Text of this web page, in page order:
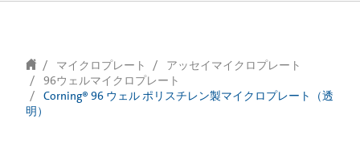
マイクロプレート
アッセイマイクロプレート
96ウェルマイクロプレート
Corning® 96 ウェル ポリスチレン製マイクロプレート（透
明）